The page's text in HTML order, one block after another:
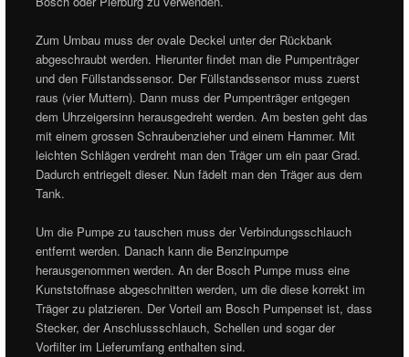
Zum Umbau muss der ovale Deckel unter der Rückbank
abgeschraubt werden. Hierunter findet man die Pumpenträger
und den Füllstandssensor. Der Füllstandssensor muss zuerst
raus (vier Muttern). Dann muss der Pumpenträger entgegen
dem Uhrzeigersinn herausgedreht werden. Am besten geht das
mit einem grossen Schraubenzieher und einem Hammer. Mit
leichten Schlägen verdreht man den Träger um ein paar Grad.
Dadurch entriegelt dieser. Nun fädelt man den Träger aus dem
Tank.
Um die Pumpe zu tauschen muss der Verbindungsschlauch
entfernt werden. Danach kann die Benzinpumpe
herausgenommen werden. An der Bosch Pumpe muss eine
Kunststoffnase abgeschnitten werden, um die diese korrekt im
Träger zu platzieren. Der Vorteil am Bosch Pumpenset ist, dass
Stecker, der Anschlussschlauch, Schellen und sogar der
Vorfilter im Lieferumfang enthalten sind.